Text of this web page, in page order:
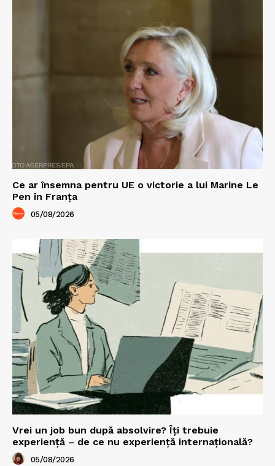
Ce ar însemna pentru UE o victorie a lui Marine Le
Pen în Franța
05/08/2026
Vrei un job bun după absolvire? Îți trebuie
experiență – de ce nu experiență internațională?
05/08/2026